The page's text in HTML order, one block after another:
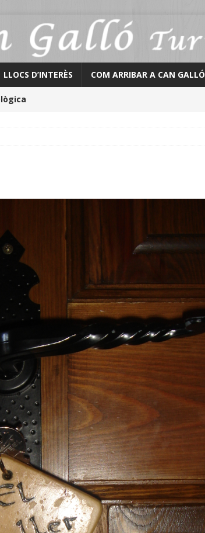
LLOCS D’INTERÈS COM ARRIBAR A CAN GALLÓ